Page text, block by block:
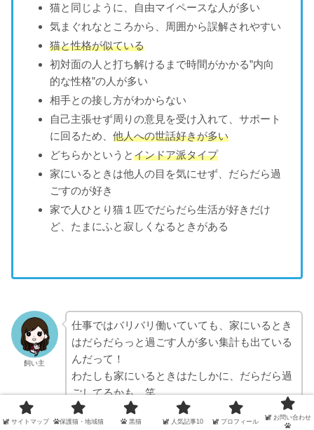
猫と同じように、自由マイペースな人が多い
気まぐれなところから、周囲から誤解されやすい
猫と性格が似ている
初対面の人と打ち解けるまで時間がかかる”内向
的な性格”の人が多い
相手との接し方がわからない
自己主張せず周りの意見を受け入れて、サポート
に回るため、 他人への世話好きが多い
どちらかというとインドア派タイプ
家にいるときは他人の目を気にせず、だらだら過
ごすのが好き
家で人ひとり猫１匹でだらだら生活が好きだけ
ど、たまにふと寂しくなるときがある
飼い主
仕事ではバリバリ働いていても、家にいるとき
はだらだらっと過ごす人が多い集計も出ている
んだって！
わたしも家にいるときはたしかに、だらだら過
ごしてるかも。笑
サイトマップ 保護猫・地域猫 黒猫 人気記事10 プロフィール
お問い合わせ